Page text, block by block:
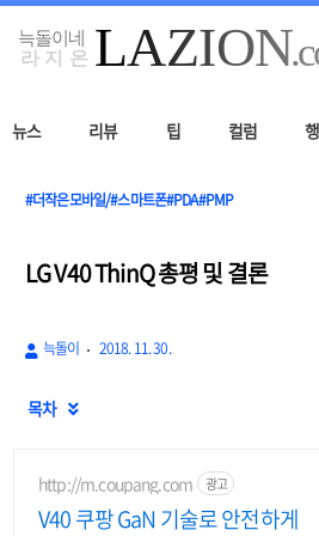
뉴스 리뷰 팁 컬럼
#더작은모바일/#스마트폰#PDA#PMP
LG V40 ThinQ 총평 및 결론
늑돌이 2018. 11. 30.
목차 
http://m.coupang.com 광고
V40 쿠팡 GaN 기술로 안전하게